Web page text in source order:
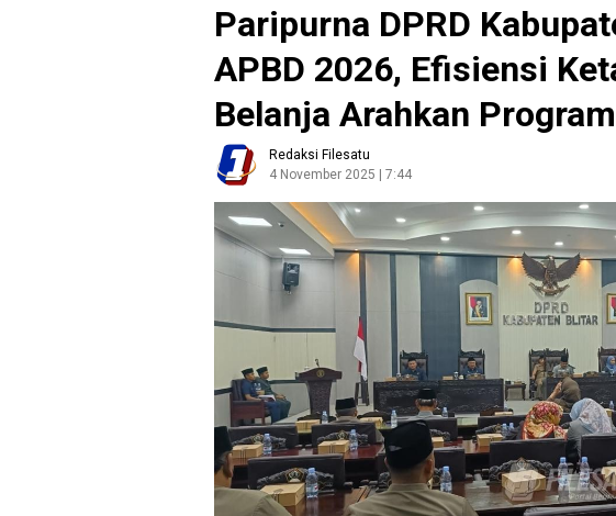
Paripurna DPRD
APBD 2026, Efisiensi
Belanja Arahkan
Redaksi Filesatu
4 November 2025 | 7:44